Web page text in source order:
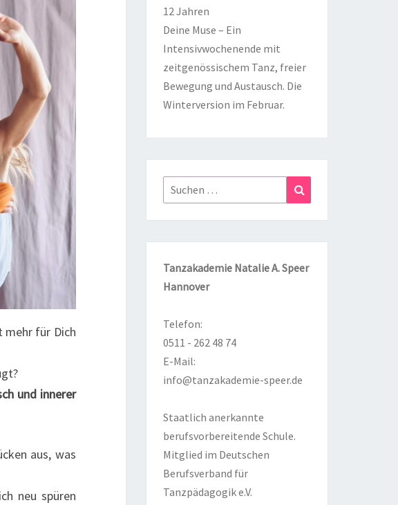
mehr für Dich
und innerer
aus, was
neu spüren
12 Jahren
Deine Muse – Ein
Intensivwochenende mit
zeitgenössischem Tanz, freier
Bewegung und Austausch. Die
Winterversion im Februar.
Suchen
nach:
Tanzakademie Natalie A. Speer
Hannover
Telefon:
0511 - 262 48 74
E-Mail:
info@tanzakademie-speer.de
Staatlich anerkannte
berufsvorbereitende Schule.
Mitglied im Deutschen
Berufsverband für
Tanzpädagogik e.V.